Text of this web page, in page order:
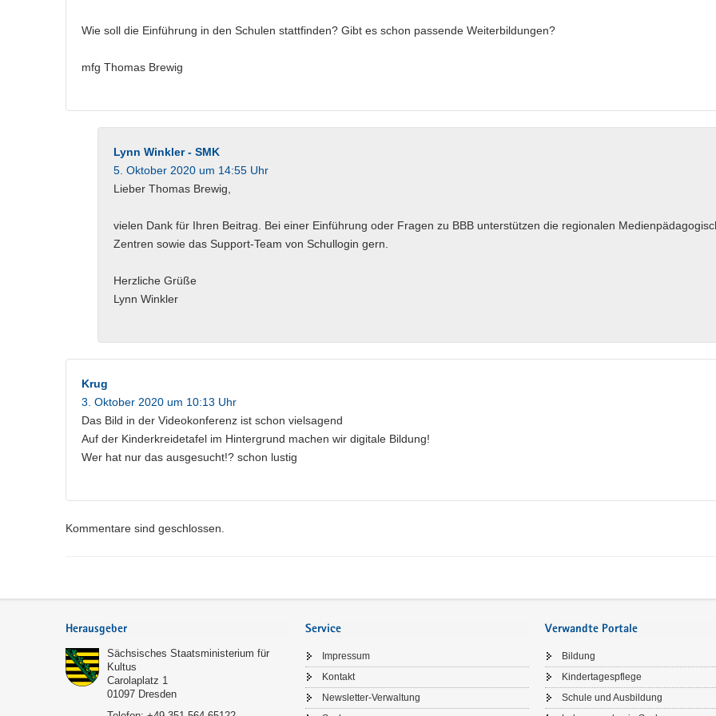
Wie soll die Einführung in den Schulen stattfinden? Gibt es schon passende Weiterbildungen?
mfg Thomas Brewig
Lynn Winkler - SMK
5. Oktober 2020 um 14:55 Uhr
Lieber Thomas Brewig,
vielen Dank für Ihren Beitrag. Bei einer Einführung oder Fragen zu BBB unterstützen die regionalen
Zentren sowie das Support-Team von Schullogin gern.
Herzliche Grüße
Lynn Winkler
Krug
3. Oktober 2020 um 10:13 Uhr
Das Bild in der Videokonferenz ist schon vielsagend
Auf der Kinderkreidetafel im Hintergrund machen wir digitale Bildung!
Wer hat nur das ausgesucht!? schon lustig
Kommentare sind geschlossen.
Herausgeber
Sächsisches Staatsministerium für
Kultus
Carolaplatz 1
01097 Dresden
Service
Impressum
Kontakt
Newsletter-Verwaltung
Verwandte Portale
Bildung
Kindertagespflege
Schule und Ausbildung